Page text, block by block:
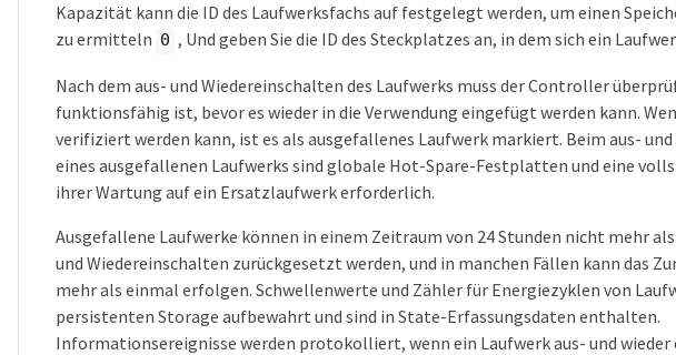
Kapazität kann die ID des Laufwerksfachs auf festgelegt werden, um einen
zu ermitteln 0 , Und geben Sie die ID des Steckplatzes an, in dem sich ein
Nach dem aus- und Wiedereinschalten des Laufwerks muss der Controller
funktionsfähig ist, bevor es wieder in die Verwendung eingefügt werden kann.
verifiziert werden kann, ist es als ausgefallenes Laufwerk markiert. Beim aus-
eines ausgefallenen Laufwerks sind globale Hot-Spare-Festplatten und eine
ihrer Wartung auf ein Ersatzlaufwerk erforderlich.
Ausgefallene Laufwerke können in einem Zeitraum von 24 Stunden nicht mehr
und Wiedereinschalten zurückgesetzt werden, und in manchen Fällen kann das
mehr als einmal erfolgen. Schwellenwerte und Zähler für Energiezyklen von
persistenten Storage aufbewahrt und sind in State-Erfassungsdaten enthalten.
Informationsereignisse werden protokolliert, wenn ein Laufwerk aus- und